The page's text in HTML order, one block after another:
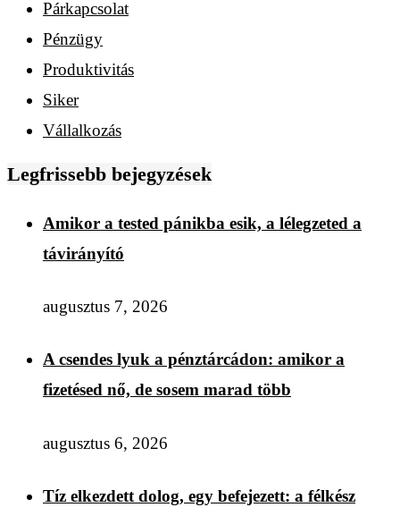
Párkapcsolat
Pénzügy
Produktivitás
Siker
Vállalkozás
Legfrissebb bejegyzések
Amikor a tested pánikba esik, a lélegzeted a
távirányító
augusztus 7, 2026
A csendes lyuk a pénztárcádon: amikor a
fizetésed nő, de sosem marad több
augusztus 6, 2026
Tíz elkezdett dolog, egy befejezett: a félkész